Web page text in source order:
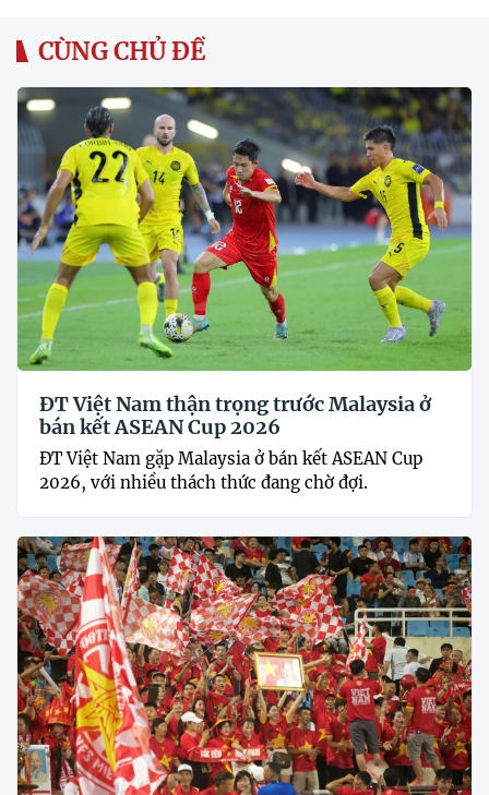
CÙNG CHỦ ĐỀ
ĐT Việt Nam thận trọng trước Malaysia ở
bán kết ASEAN Cup 2026
ĐT Việt Nam gặp Malaysia ở bán kết ASEAN Cup
2026, với nhiều thách thức đang chờ đợi.